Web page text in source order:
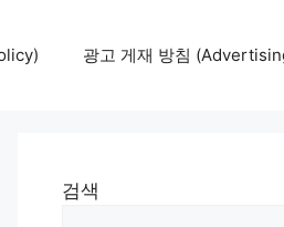
광고 게재 방침
검색